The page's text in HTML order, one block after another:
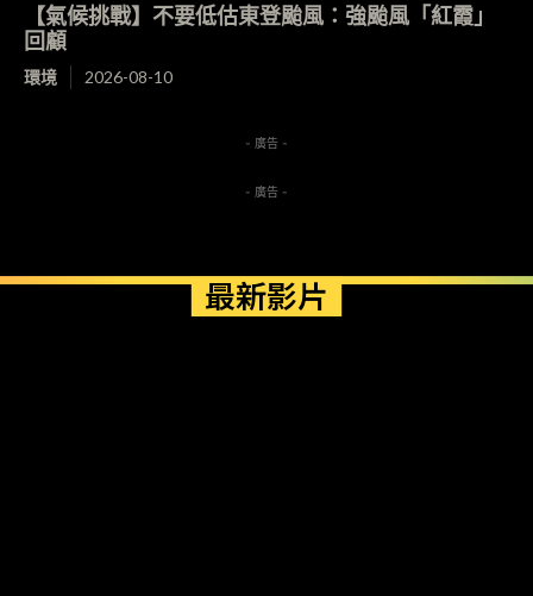
【氣候挑戰】不要低估東登颱風：強颱風「紅霞」
回顧
環境 2026-08-10
- 廣告 -
- 廣告 -
最新影片